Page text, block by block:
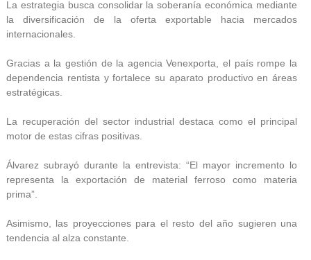
La estrategia busca consolidar la soberanía económica mediante
la diversificación de la oferta exportable hacia mercados
internacionales.
Gracias a la gestión de la agencia Venexporta, el país rompe la
dependencia rentista y fortalece su aparato productivo en áreas
estratégicas.
La recuperación del sector industrial destaca como el principal
motor de estas cifras positivas.
Álvarez subrayó durante la entrevista: “El mayor incremento lo
representa la exportación de material ferroso como materia
prima”.
Asimismo, las proyecciones para el resto del año sugieren una
tendencia al alza constante.